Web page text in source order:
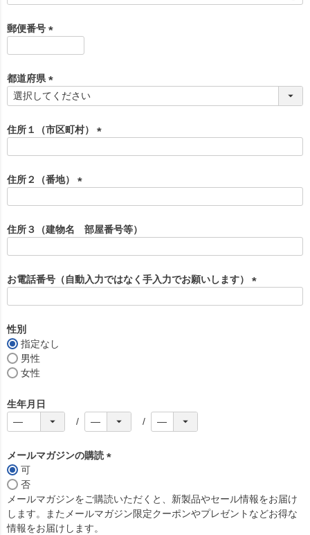
)
郵便番号
須
)
都道府県
(
須
)
住所１（市区町村）
)
住所２（番地）
須
)
住所３（建物名 部屋番号等）
お電話番号（自動入力ではなく手入力でお願いします）
性別
指定なし
男性
女性
生年月日
メールマガジンの購読
須
)
可
否
メールマガジンをご購読いただくと、新製品やセール情報をお届け
します。またメールマガジン限定クーポンやプレゼントなどお得な
情報をお届けします。